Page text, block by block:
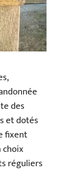
des
et dotés
fixent
réguliers